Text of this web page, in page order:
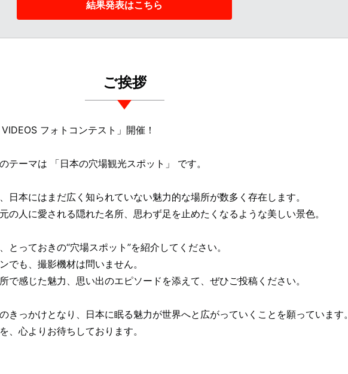
結果発表はこちら
ご挨拶
フォトコンテスト」開催！
テーマは 「日本の穴場観光スポット」 です。
日本にはまだ広く知られていない魅力的な場所が数多く存在します。
の人に愛される隠れた名所、思わず足を止めたくなるような美しい景色。
とっておきの“穴場スポット”を紹介してください。
でも、撮影機材は問いません。
で感じた魅力、思い出のエピソードを添えて、ぜひご投稿ください。
きっかけとなり、日本に眠る魅力が世界へと広がっていくことを願っています。
、心よりお待ちしております。